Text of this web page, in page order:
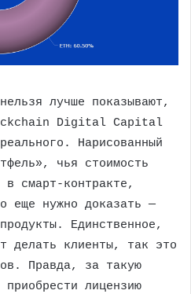
лучше показывают,
Digital Capital
Нарисованный
чья стоимость
в смарт-контракте,
еще нужно доказать —
Единственное,
делать клиенты, так это
Правда, за такую
лицензию